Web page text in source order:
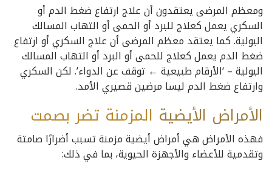
ومعظم المرضى يعتقدون أن علاج ارتفاع ضغط الدم أو
السكري يعمل كعلاج للبرد أو الحمى أو التهاب المسالك
البولية. كما يعتقد معظم المرضى أن علاج السكري أو ارتفاع
ضغط الدم يعمل كعلاج للحمى أو البرد أو التهاب المسالك
البولية – ‘الأرقام طبيعية ← توقف عن الدواء’. لكن السكري
وارتفاع ضغط الدم ليسا مرضين قصيري الأمد.
الأمراض الأيضية المزمنة تضر بصمت
فهذه الأمراض هي أمراض أيضية مزمنة تسبب أضرارًا صامتة
وتقدمية للأعضاء والأجهزة الحيوية، بما في ذلك: